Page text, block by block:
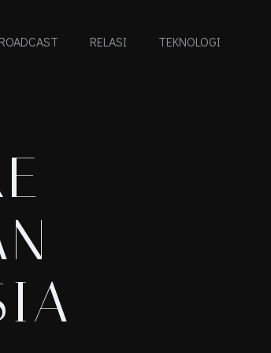
RELASI TEKNOLOGI